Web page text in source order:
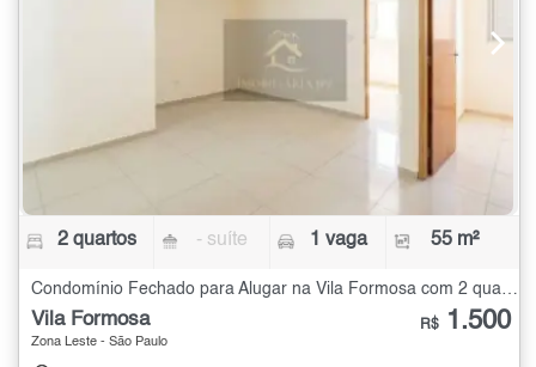
2 quartos - suíte 1 vaga 55 m²
Condomínio Fechado para Alugar na Vila Formosa com 2 quartos - 55 m²
Vila Formosa
Zona Leste - São Paulo
R$ 1.500